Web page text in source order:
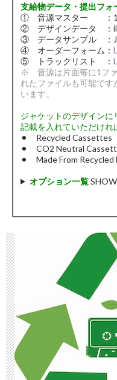
支給物データ・提出フォ
① 音源マスター ：
② デザインデータ ：
③ データサンプル ：
④ オーダーフォーム：
⑤ トラックリスト ：
※ 音源は片面毎に1ファ
れたファイルも可能で
います。
ジャケットのデザイン
記載を入れていただけれ
⚫︎ Recycled Cassettes
⚫︎ CO2 Neutral
⚫︎ Made From Recycled
オプション一覧